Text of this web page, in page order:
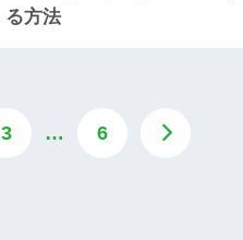
る方法
3 … 6